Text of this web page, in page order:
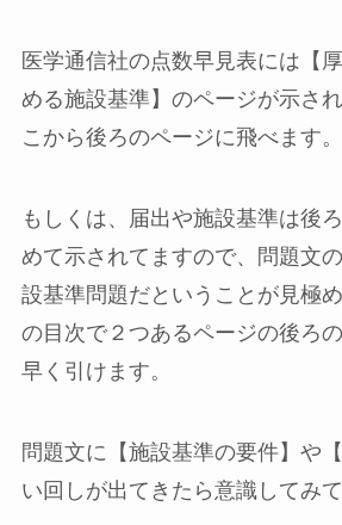
医学通信社の点数早見表には【
める施設基準】のページが示さ
こから後ろのページに飛べます。
もしくは、届出や施設基準は後
めて示されてますので、問題文
設基準問題だということが見極
の目次で２つあるページの後ろ
早く引けます。
問題文に【施設基準の要件】や
い回しが出てきたら意識してみて